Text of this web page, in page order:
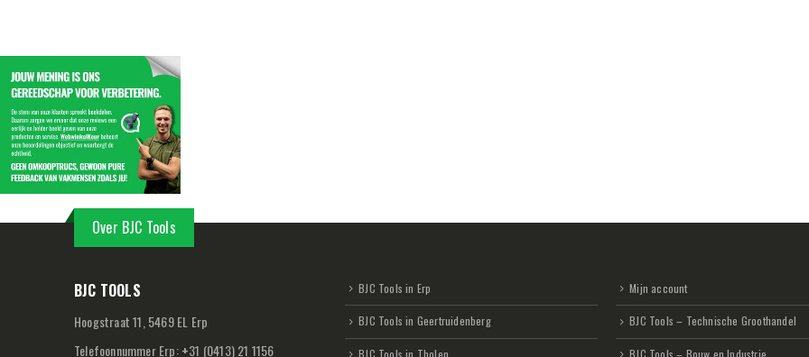
Over BJC Tools
BJC TOOLS
Hoogstraat 11, 5469 EL Erp
Telefoonnummer Erp:+31 (0413) 21 1156
BJC Tools in Erp
BJC Tools in Geertruidenberg
BJC Tools in Tholen
Mijn account
BJC Tools – Technische Groothandel
BJC Tools – Bouw en Industrie